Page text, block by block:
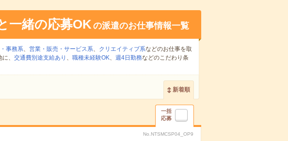
一緒の応募OKの派遣のお仕事情報一覧
事務系、 営業・販売・サービス系、 クリエイティブ系などのお仕事を取
、 交通費別途支給あり 、 職種未経験OK、 週4日勤務などのこだわり条
新着順
一括
応募
No.NTSMCSP04_OP9